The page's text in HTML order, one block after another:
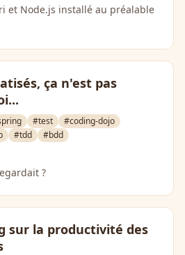
et Node.js installé au préalable
ça n'est pas
#test
#coding-dojo
#tdd
#bdd
?
sur la productivité des